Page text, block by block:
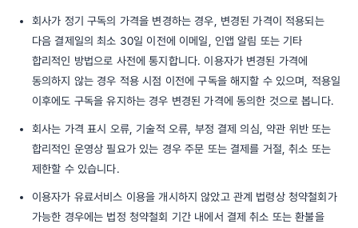
회사가 정기 구독의 가격을 변경하는 경우, 변경된 가격이 적용되는
다음 결제일의 최소 30일 이전에 이메일, 인앱 알림 또는 기타
합리적인 방법으로 사전에 통지합니다. 이용자가 변경된 가격에
동의하지 않는 경우 적용 시점 이전에 구독을 해지할 수 있으며, 적용일
이후에도 구독을 유지하는 경우 변경된 가격에 동의한 것으로 봅니다.
회사는 가격 표시 오류, 기술적 오류, 부정 결제 의심, 약관 위반 또는
합리적인 운영상 필요가 있는 경우 주문 또는 결제를 거절, 취소 또는
제한할 수 있습니다.
이용자가 유료서비스 이용을 개시하지 않았고 관계 법령상 청약철회가
가능한 경우에는 법정 청약철회 기간 내에서 결제 취소 또는 환불을